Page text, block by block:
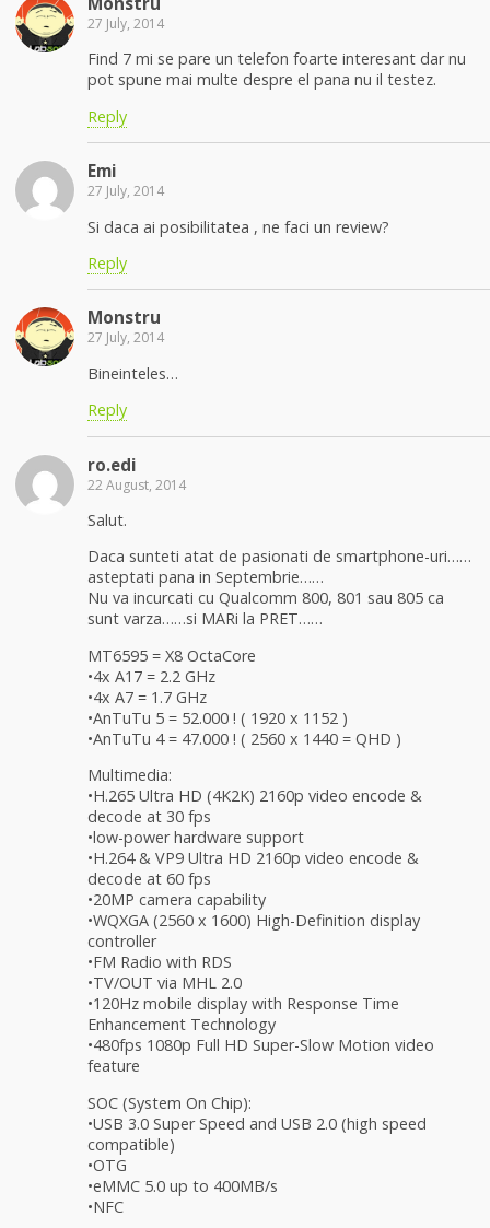
27 July, 2014
Find 7 mi se pare un telefon foarte interesant dar nu
pot spune mai multe despre el pana nu il testez.
Reply
Emi
27 July, 2014
Si daca ai posibilitatea , ne faci un review?
Reply
Monstru
27 July, 2014
Bineinteles…
Reply
ro.edi
22 August, 2014
Salut.
Daca sunteti atat de pasionati de smartphone-uri……
asteptati pana in Septembrie……
Nu va incurcati cu Qualcomm 800, 801 sau 805 ca
sunt varza……si MARi la PRET……
MT6595 = X8 OctaCore
•4x A17 = 2.2 GHz
•4x A7 = 1.7 GHz
•AnTuTu 5 = 52.000 ! ( 1920 x 1152 )
•AnTuTu 4 = 47.000 ! ( 2560 x 1440 = QHD )
Multimedia:
•H.265 Ultra HD (4K2K) 2160p video encode &
decode at 30 fps
•low-power hardware support
•H.264 & VP9 Ultra HD 2160p video encode &
decode at 60 fps
•20MP camera capability
•WQXGA (2560 x 1600) High-Definition display
controller
•FM Radio with RDS
•TV/OUT via MHL 2.0
•120Hz mobile display with Response Time
Enhancement Technology
•480fps 1080p Full HD Super-Slow Motion video
feature
SOC (System On Chip):
•USB 3.0 Super Speed and USB 2.0 (high speed
compatible)
•OTG
•eMMC 5.0 up to 400MB/s
•NFC